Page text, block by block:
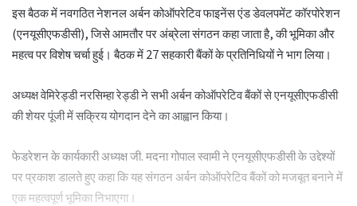
इस बैठक में नवगठित नेशनल अर्बन कोऑपरेटिव फाइनेंस एंड डेवलपमेंट कॉरपोरेशन
(एनयूसीएफडीसी), जिसे आमतौर पर अंब्रेला संगठन कहा जाता है, की भूमिका और
महत्व पर विशेष चर्चा हुई। बैठक में 27 सहकारी बैंकों के प्रतिनिधियों ने भाग लिया।
अध्यक्ष वेमिरेड्डी नरसिम्हा रेड्डी ने सभी अर्बन कोऑपरेटिव बैंकों से एनयूसीएफडीसी
की शेयर पूंजी में सक्रिय योगदान देने का आह्वान किया।
फेडरेशन के कार्यकारी अध्यक्ष जी. मदना गोपाल स्वामी ने एनयूसीएफडीसी के उद्देश्यों
पर प्रकाश डालते हुए कहा कि यह संगठन अर्बन कोऑपरेटिव बैंकों को मजबूत बनाने में
एक महत्वपूर्ण भूमिका निभाएगा।